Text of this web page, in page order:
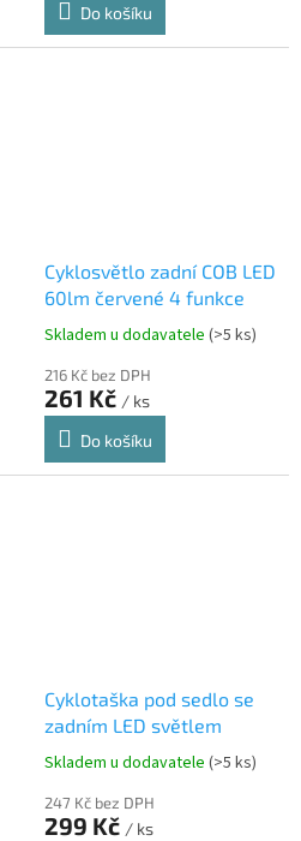
Do košíku
Cyklosvětlo zadní COB LED
60lm červené 4 funkce
Skladem u dodavatele (>5 ks)
216 Kč bez DPH
261 Kč / ks
Do košíku
Cyklotaška pod sedlo se
zadním LED světlem
Skladem u dodavatele (>5 ks)
247 Kč bez DPH
299 Kč / ks